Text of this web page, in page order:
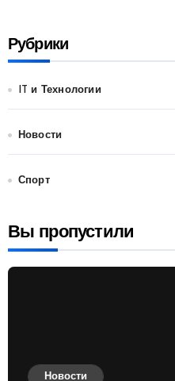
Рубрики
IT и Технологии
Новости
Спорт
Вы пропустили
Новости